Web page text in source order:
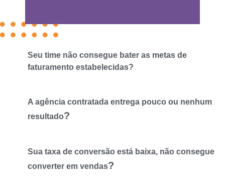
Seu time não consegue bater as metas de
faturamento estabelecidas?
A agência contratada entrega pouco ou nenhum
resultado?
Sua taxa de conversão está baixa, não consegue
converter em vendas?